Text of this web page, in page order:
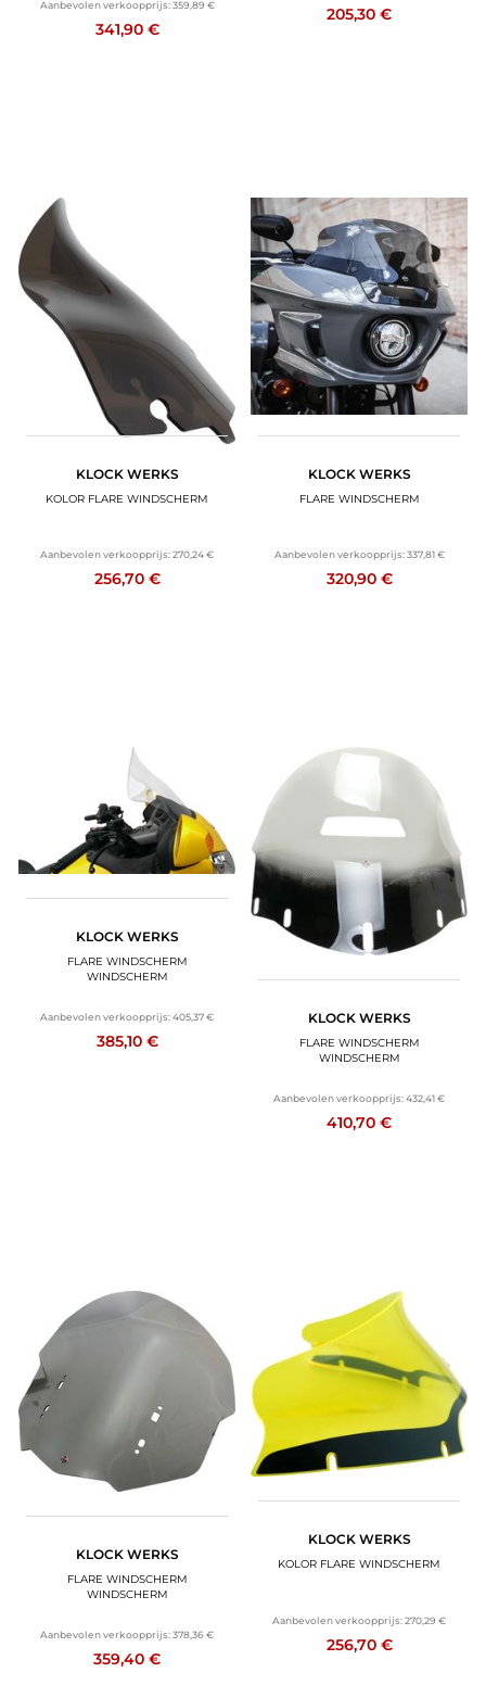
Aanbevolen verkoopprijs: 359,89 €
341,90 €
205,30 €
KLOCK WERKS
KOLOR FLARE WINDSCHERM
Aanbevolen verkoopprijs:270,24 €
256,70 €
KLOCK WERKS
FLARE WINDSCHERM
Aanbevolen verkoopprijs: 337,81 €
320,90 €
KLOCK WERKS
FLARE WINDSCHERM
WINDSCHERM
Aanbevolen verkoopprijs:405,37 €
385,10 €
KLOCK WERKS
FLARE WINDSCHERM
WINDSCHERM
Aanbevolen verkoopprijs:432,41 €
410,70 €
KLOCK WERKS
FLARE WINDSCHERM
WINDSCHERM
Aanbevolen verkoopprijs:378,36 €
359,40 €
KLOCK WERKS
KOLOR FLARE WINDSCHERM
Aanbevolen verkoopprijs:270,29 €
256,70 €